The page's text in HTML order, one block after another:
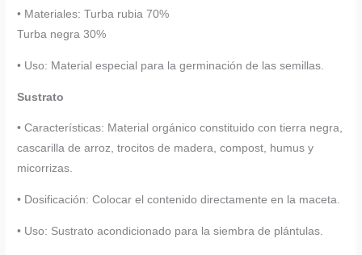
• Materiales: Turba rubia 70%
Turba negra 30%
• Uso: Material especial para la germinación de las semillas.
Sustrato
• Características: Material orgánico constituido con tierra negra,
cascarilla de arroz, trocitos de madera, compost, humus y
micorrizas.
• Dosificación: Colocar el contenido directamente en la maceta.
• Uso: Sustrato acondicionado para la siembra de plántulas.